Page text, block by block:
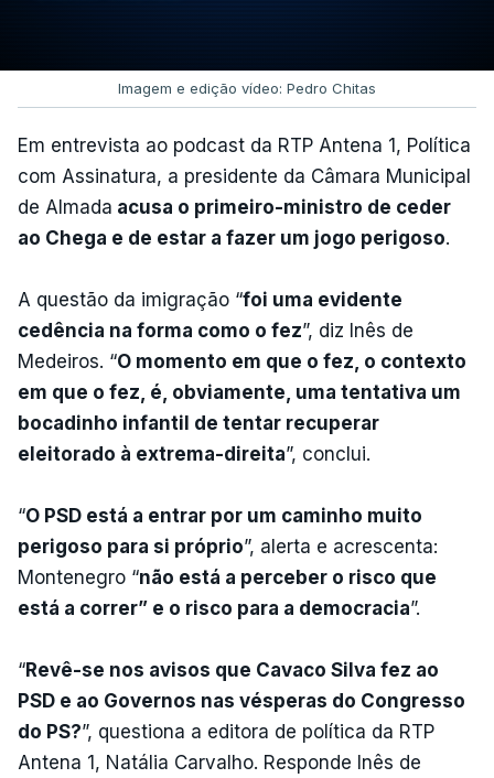
Imagem e edição vídeo: Pedro Chitas
Em entrevista ao podcast da RTP Antena 1, Política
com Assinatura, a presidente da Câmara Municipal
de Almada acusa o primeiro-ministro de ceder
ao Chega e de estar a fazer um jogo perigoso.
A questão da imigração “foi uma evidente
cedência na forma como o fez”, diz Inês de
Medeiros. “O momento em que o fez, o contexto
em que o fez, é, obviamente, uma tentativa um
bocadinho infantil de tentar recuperar
eleitorado à extrema-direita”, conclui.
“O PSD está a entrar por um caminho muito
perigoso para si próprio”, alerta e acrescenta:
Montenegro “não está a perceber o risco que
está a correr” e o risco para a democracia”.
“Revê-se nos avisos que Cavaco Silva fez ao
PSD e ao Governos nas vésperas do Congresso
do PS?”, questiona a editora de política da RTP
Antena 1, Natália Carvalho. Responde Inês de